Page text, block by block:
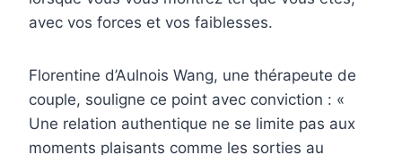
avec vos forces et vos faiblesses.
Florentine d’Aulnois Wang, une thérapeute de
couple, souligne ce point avec conviction : «
Une relation authentique ne se limite pas aux
moments plaisants comme les sorties au